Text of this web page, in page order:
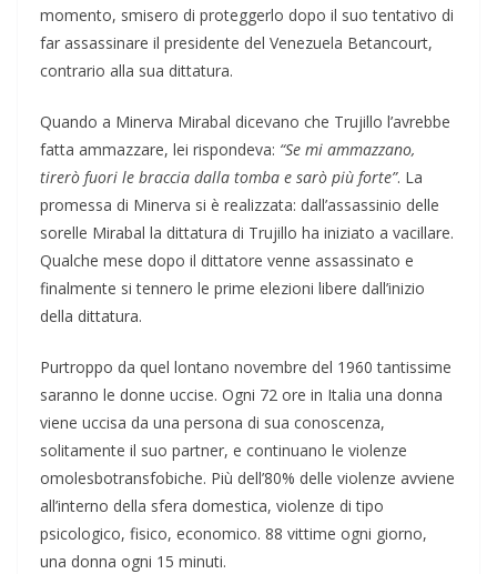
momento, smisero di proteggerlo dopo il suo tentativo di
far assassinare il presidente del Venezuela Betancourt,
contrario alla sua dittatura.
Quando a Minerva Mirabal dicevano che Trujillo l’avrebbe
fatta ammazzare, lei rispondeva: “Se mi ammazzano,
tirerò fuori le braccia dalla tomba e sarò più forte”. La
promessa di Minerva si è realizzata: dall’assassinio delle
sorelle Mirabal la dittatura di Trujillo ha iniziato a vacillare.
Qualche mese dopo il dittatore venne assassinato e
finalmente si tennero le prime elezioni libere dall’inizio
della dittatura.
Purtroppo da quel lontano novembre del 1960 tantissime
saranno le donne uccise. Ogni 72 ore in Italia una donna
viene uccisa da una persona di sua conoscenza,
solitamente il suo partner, e continuano le violenze
omolesbotransfobiche. Più dell’80% delle violenze avviene
all’interno della sfera domestica, violenze di tipo
psicologico, fisico, economico. 88 vittime ogni giorno,
una donna ogni 15 minuti.